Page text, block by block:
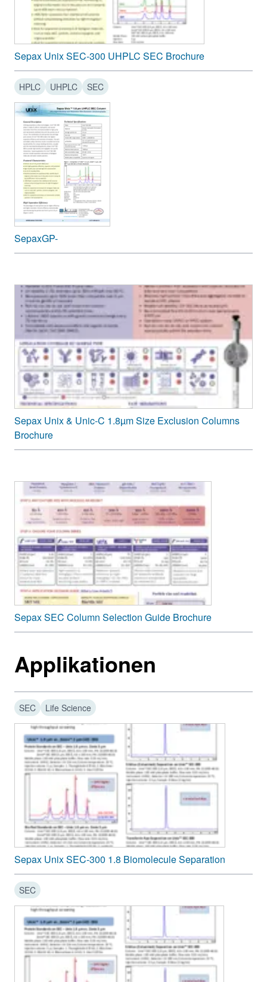
Sepax Unix SEC-300 UHPLC SEC Brochure
HPLC UHPLC SEC
SepaxGP-
Sepax Unix & Unic-C 1.8µm Size Exclusion Columns
Brochure
Sepax SEC Column Selection Guide Brochure
Applikationen
SEC Life Science
Sepax Unix SEC-300 1.8 Biomolecule Separation
SEC